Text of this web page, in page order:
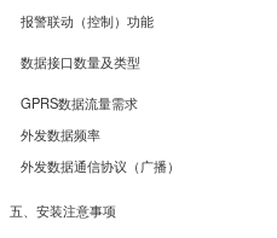
报警联动（控制）功能
数据接口数量及类型
GPRS数据流量需求
外发数据频率
外发数据通信协议（广播）
五、安装注意事项